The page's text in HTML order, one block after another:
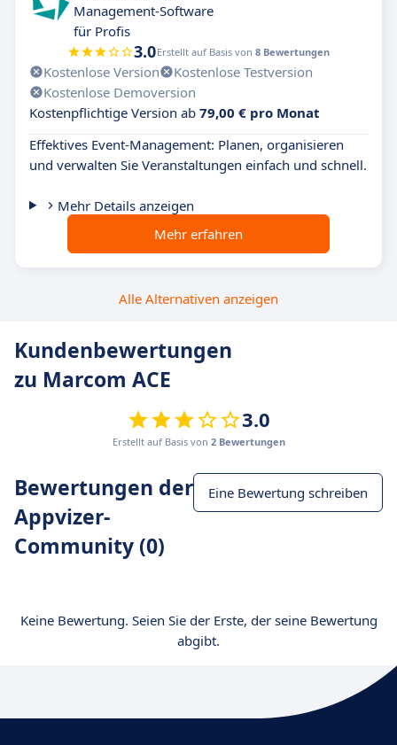
Management-Software
für Profis
3.0Erstellt auf Basis von 8 Bewertungen
Kostenlose Version
Kostenlose Testversion
Kostenlose Demoversion
Kostenpflichtige Version ab 79,00 € pro Monat
Effektives Event-Management: Planen, organisieren
und verwalten Sie Veranstaltungen einfach und schnell.
Mehr Details anzeigen
Mehr erfahren
Alle Alternativen anzeigen
Kundenbewertungen
zu Marcom ACE
3.0
Erstellt auf Basis von 2 Bewertungen
Bewertungen der
Appvizer-
Community (0)
Eine Bewertung schreiben
Keine Bewertung. Seien Sie der Erste, der seine Bewertung
abgibt.